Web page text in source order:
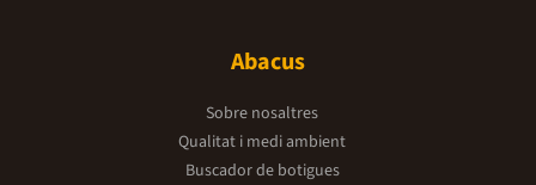
Abacus
Sobre nosaltres
Qualitat i medi ambient
Buscador de botigues